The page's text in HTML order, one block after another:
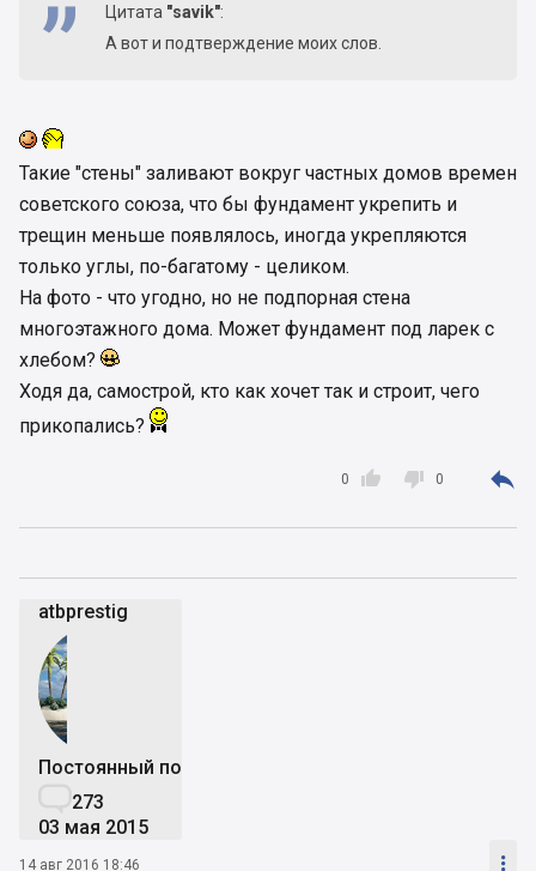
Цитата "savik":
А вот и подтверждение моих слов.
Такие "стены" заливают вокруг частных домов времен
советского союза, что бы фундамент укрепить и
трещин меньше появлялось, иногда укрепляются
только углы, по-багатому - целиком.
На фото - что угодно, но не подпорная стена
многоэтажного дома. Может фундамент под ларек с
хлебом?
Ходя да, самострой, кто как хочет так и строит, чего
прикопались?

0  0 
atbprestig
Постоянный пользователь
273
03 мая 2015
14 авг 2016 18:46 